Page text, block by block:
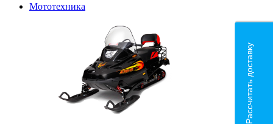
Мототехника
Рассчитать доставку